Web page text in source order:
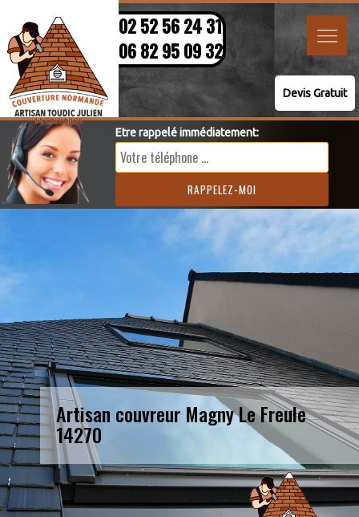
02 52 56 24 31
06 82 95 09 32
Devis Gratuit
Etre rappelé immédiatement:
Artisan couvreur Magny Le Freule
14270